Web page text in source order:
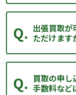
出張買取が
ただけます
買取の申し
手数料など